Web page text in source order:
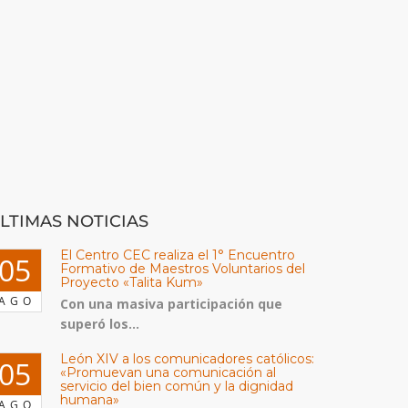
NOTICIAS
El Centro CEC realiza el 1° Encuentro
Formativo de Maestros Voluntarios del
Proyecto «Talita Kum»
Con una masiva participación que
superó los...
León XIV a los comunicadores católicos:
«Promuevan una comunicación al
servicio del bien común y la dignidad
humana»